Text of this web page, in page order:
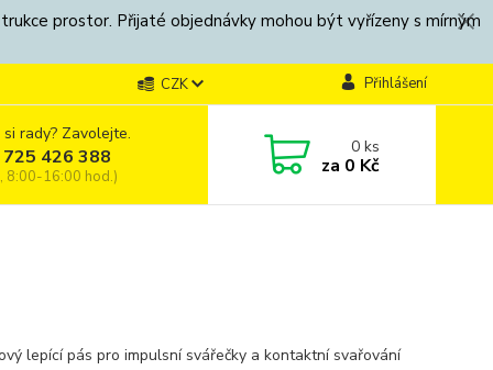
prostor. Přijaté objednávky mohou být vyřízeny s mírným
CZK Přihlášení
rady? Zavolejte.
426 388
8:00-16:00 hod.)
0ks
za 0 Kč
lepící pás pro impulsní svářečky a kontaktní svařování